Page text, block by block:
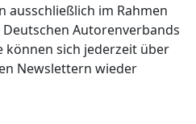
im Rahmen
Autorenverbands
können sich jederzeit über
Newslettern wieder